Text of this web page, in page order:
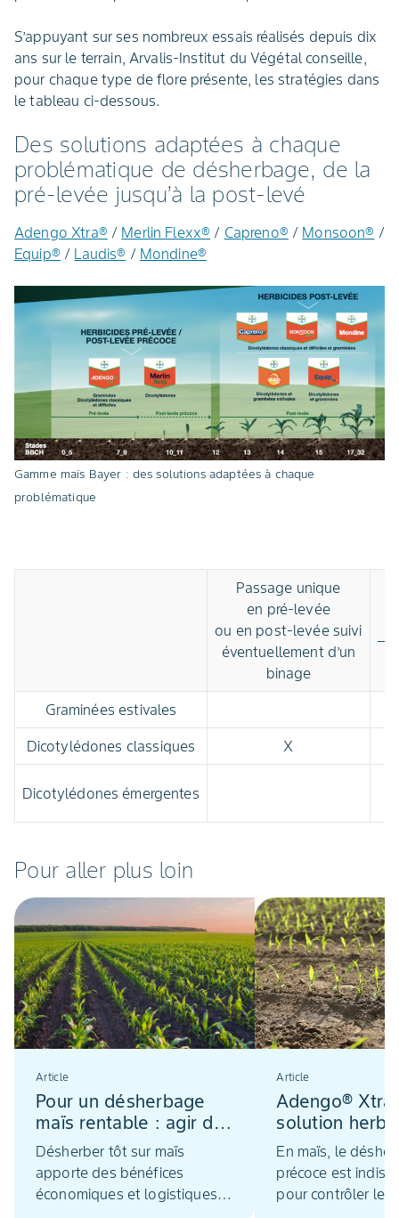
S’appuyant sur ses nombreux essais réalisés depuis dix
ans sur le terrain, Arvalis-Institut du Végétal conseille,
pour chaque type de flore présente, les stratégies dans
le tableau ci-dessous.
Des solutions adaptées à chaque
problématique de désherbage, de la
pré-levée jusqu’à la post-levé
Adengo Xtra® / Merlin Flexx® / Capreno® / Monsoon® /
Equip® / Laudis® / Mondine®
Gamme maïs Bayer : des solutions adaptées à chaque
problématique
Passage unique
en pré-levée
ou en post-levée suivi
éventuellement d’un
binage
–
Graminées estivales
Dicotylédones classiques X
Dicotylédones émergentes
Pour aller plus loin
Article
Pour un désherbage
maïs rentable : agir dès
la pré-levée
Désherber tôt sur maïs
apporte des bénéfices
économiques et logistiques
Article
Adengo®
solution
pour un
réussi dès la
En maïs, le
précoce est
pour contrôler les